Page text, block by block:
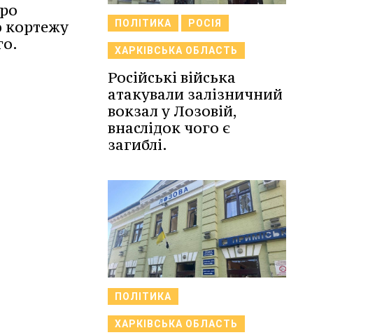
кортежу
ПОЛІТИКА РОСІЯ
ХАРКІВСЬКА ОБЛАСТЬ
Російські війська
атакували залізничний
вокзал у Лозовій,
внаслідок чого є
загиблі.
ПОЛІТИКА
ХАРКІВСЬКА ОБЛАСТЬ